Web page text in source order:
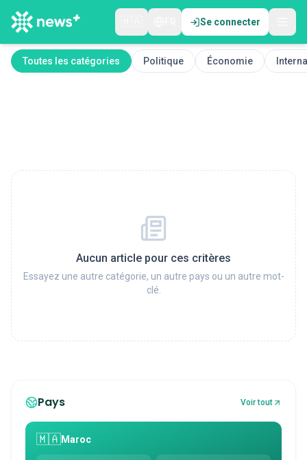
Se connecter
Toutes les catégories Politique Économie
Aucun article pour ces critères
Essayez une autre catégorie, un autre pays ou un autre mot-
clé.
Pays Voir tout
🇲🇦Maroc